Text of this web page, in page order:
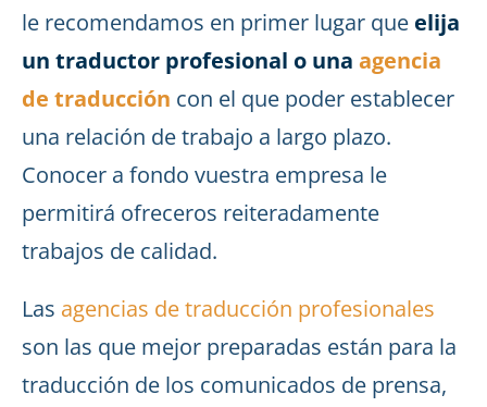
le recomendamos en primer lugar que elija
un traductor profesional o una agencia
de traducción con el que poder establecer
una relación de trabajo a largo plazo.
Conocer a fondo vuestra empresa le
permitirá ofreceros reiteradamente
trabajos de calidad.
Las agencias de traducción profesionales
son las que mejor preparadas están para la
traducción de los comunicados de prensa,